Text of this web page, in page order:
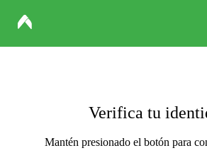
Verifica tu
Mantén presionado el botón para